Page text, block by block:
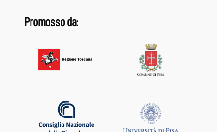
Promosso da: